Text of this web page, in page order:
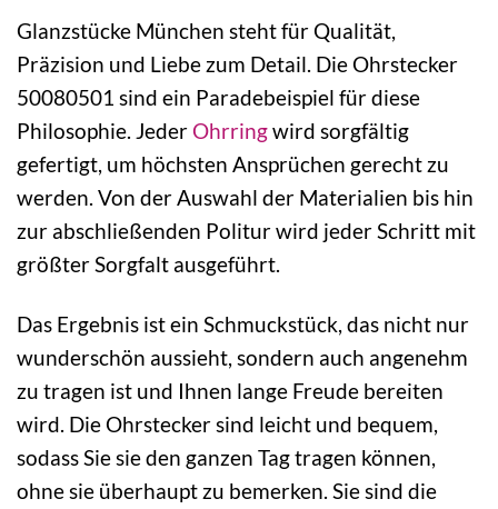
Glanzstücke München steht für Qualität,
Präzision und Liebe zum Detail. Die Ohrstecker
50080501 sind ein Paradebeispiel für diese
Philosophie. Jeder Ohrringwird sorgfältig
gefertigt, um höchsten Ansprüchen gerecht zu
werden. Von der Auswahl der Materialien bis hin
zur abschließenden Politur wird jeder Schritt mit
größter Sorgfalt ausgeführt.
Das Ergebnis ist ein Schmuckstück, das nicht nur
wunderschön aussieht, sondern auch angenehm
zu tragen ist und Ihnen lange Freude bereiten
wird. Die Ohrstecker sind leicht und bequem,
sodass Sie sie den ganzen Tag tragen können,
ohne sie überhaupt zu bemerken. Sie sind die